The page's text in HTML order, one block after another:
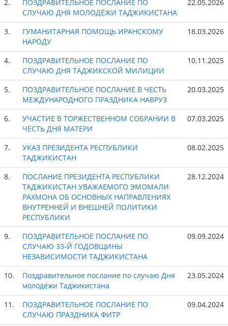
2.
ПОЗДРАВИТЕЛЬНОЕ ПОСЛАНИЕ ПО
СЛУЧАЮ ДНЯ МОЛОДЁЖИ ТАДЖИКИСТАНА
22.05.2026
3.
ГУМАНИТАРНАЯ ПОМОЩЬ ИРАНСКОМУ
НАРОДУ
18.03.2026
4.
ПОЗДРАВИТЕЛЬНОЕ ПОСЛАНИЕ ПО
СЛУЧАЮ ДНЯ ТАДЖИКСКОЙ МИЛИЦИИ
10.11.2025
5.
ПОЗДРАВИТЕЛЬНОЕ ПОСЛАНИЕ В ЧЕСТЬ
МЕЖДУНАРОДНОГО ПРАЗДНИКА НАВРУЗ
20.03.2025
6.
УЧАСТИЕ В ТОРЖЕСТВЕННОМ СОБРАНИИ В
ЧЕСТЬ ДНЯ МАТЕРИ
07.03.2025
7.
УКАЗ ПРЕЗИДЕНТА РЕСПУБЛИКИ
ТАДЖИКИСТАН
08.02.2025
8.
ПОСЛАНИЕ ПРЕЗИДЕНТА РЕСПУБЛИКИ
ТАДЖИКИСТАН УВАЖАЕМОГО ЭМОМАЛИ
РАХМОНА ОБ ОСНОВНЫХ НАПРАВЛЕНИЯХ
ВНУТРЕННЕЙ И ВНЕШНЕЙ ПОЛИТИКИ
РЕСПУБЛИКИ
28.12.2024
9.
ПОЗДРАВИТЕЛЬНОЕ ПОСЛАНИЕ ПО
СЛУЧАЮ 33-Й ГОДОВЩИНЫ
НЕЗАВИСИМОСТИ ТАДЖИКИСТАНА
09.09.2024
10.
Поздравительное послание по случаю Дня
молодёжи Таджикистана
23.05.2024
11.
ПОЗДРАВИТЕЛЬНОЕ ПОСЛАНИЕ ПО
СЛУЧАЮ ПРАЗДНИКА ФИТР
09.04.2024